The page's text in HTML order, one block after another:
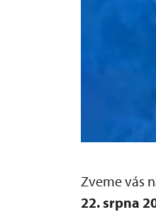
Zveme vás
22. srpna